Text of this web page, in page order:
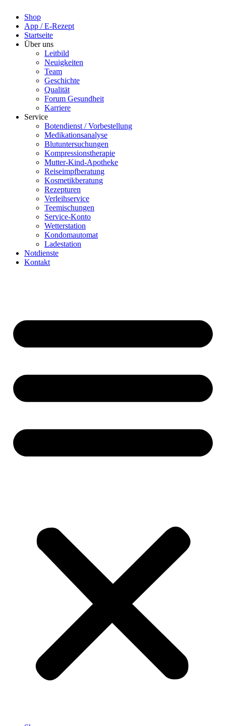
Shop
App / E-Rezept
Startseite
Über uns
Leitbild
Neuigkeiten
Team
Geschichte
Qualität
Forum Gesundheit
Karriere
Service
Botendienst / Vorbestellung
Medikationsanalyse
Blutuntersuchungen
Kompressionstherapie
Mutter-Kind-Apotheke
Reiseimpfberatung
Kosmetikberatung
Rezepturen
Verleihservice
Teemischungen
Service-Konto
Wetterstation
Kondomautomat
Ladestation
Notdienste
Kontakt